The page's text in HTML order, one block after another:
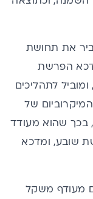
את תחושת
הפרשת
לתהליכים
של
בכך שהוא מעודד
שובע, ומדכא
מעודף משקל